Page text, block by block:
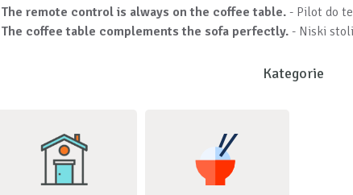
The remote control is always on the coffee table. - Pilot do
The coffee table complements the sofa perfectly. - Niski
Kategorie